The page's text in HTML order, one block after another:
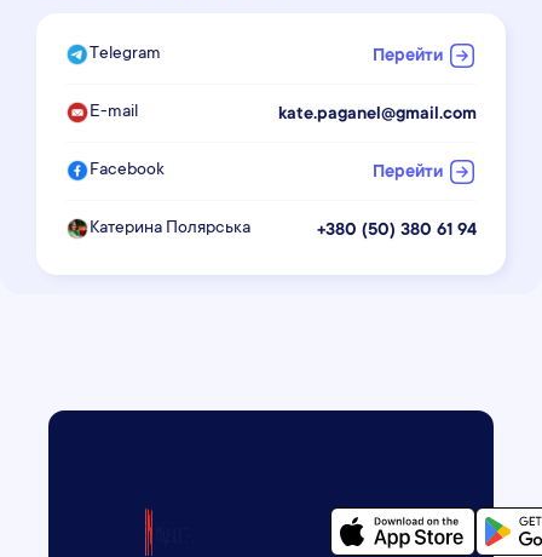
Telegram Перейти
E-mail kate.paganel@gmail.com
Facebook Перейти
Катерина Полярська +380 (50) 380 61 94